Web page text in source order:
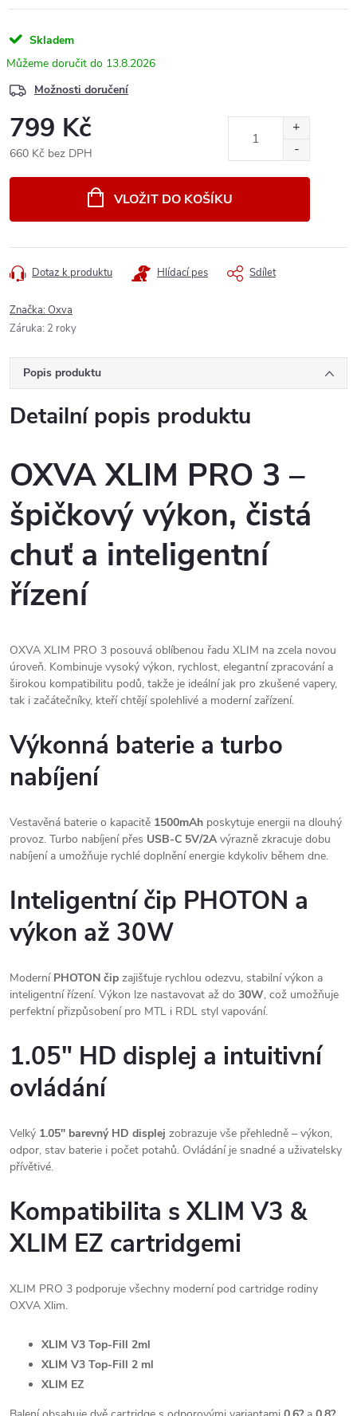
Skladem
13.8.2026
Možnosti doručení
799 Kč
660 Kč bez DPH
VLOŽIT DO KOŠÍKU
Dotaz k produktu Hlídací pes Sdílet
Značka:Oxva
Záruka: 2 roky
Popis produktu
Detailní popis produktu
OXVA XLIM PRO 3 –
špičkový výkon, čistá
chuť a inteligentní
řízení
OXVA XLIM PRO 3 posouvá oblíbenou řadu XLIM na zcela novou
úroveň. Kombinuje vysoký výkon, rychlost, elegantní zpracování a
širokou kompatibilitu podů, takže je ideální jak pro zkušené vapery,
tak i začátečníky, kteří chtějí spolehlivé a moderní zařízení.
Výkonná baterie a turbo
nabíjení
Vestavěná baterie o kapacitě 1500mAh poskytuje energii na dlouhý
provoz. Turbo nabíjení přes USB-C 5V/2Avýrazně zkracuje dobu
nabíjení a umožňuje rychlé doplnění energie kdykoliv během dne.
Inteligentní čip PHOTON a
výkon až 30W
Moderní PHOTON čip zajišťuje rychlou odezvu, stabilní výkon a
inteligentní řízení. Výkon lze nastavovat až do 30W, což umožňuje
perfektní přizpůsobení pro MTL i RDL styl vapování.
1.05" HD displej a intuitivní
ovládání
Velký 1.05" barevný HD displej zobrazuje vše přehledně – výkon,
odpor, stav baterie i počet potahů. Ovládání je snadné a uživatelsky
přívětivé.
Kompatibilita s XLIM V3 &
XLIM EZ cartridgemi
XLIM PRO 3 podporuje všechny moderní pod cartridge rodiny
OXVA Xlim.
XLIM V3 Top-Fill 2ml
XLIM V3 Top-Fill 2 ml
XLIM EZ